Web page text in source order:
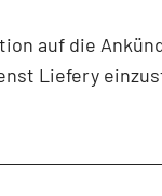
auf die
Liefery